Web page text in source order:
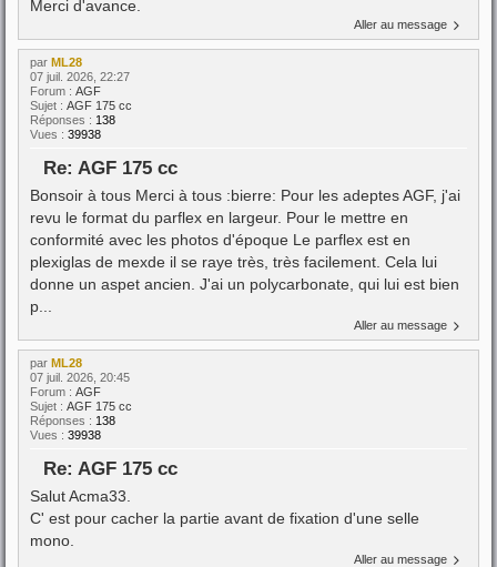
Merci d'avance.
Aller au message
par ML28
07 juil. 2026, 22:27
Forum : AGF
Sujet : AGF 175 cc
Réponses : 138
Vues : 39938
Re: AGF 175 cc
Bonsoir à tous Merci à tous :bierre: Pour les adeptes AGF, j'ai
revu le format du parflex en largeur. Pour le mettre en
conformité avec les photos d'époque Le parflex est en
plexiglas de mexde il se raye très, très facilement. Cela lui
donne un aspet ancien. J'ai un polycarbonate, qui lui est bien
p...
Aller au message
par ML28
07 juil. 2026, 20:45
Forum : AGF
Sujet : AGF 175 cc
Réponses : 138
Vues : 39938
Re: AGF 175 cc
Salut Acma33.
C' est pour cacher la partie avant de fixation d'une selle
mono.
Aller au message